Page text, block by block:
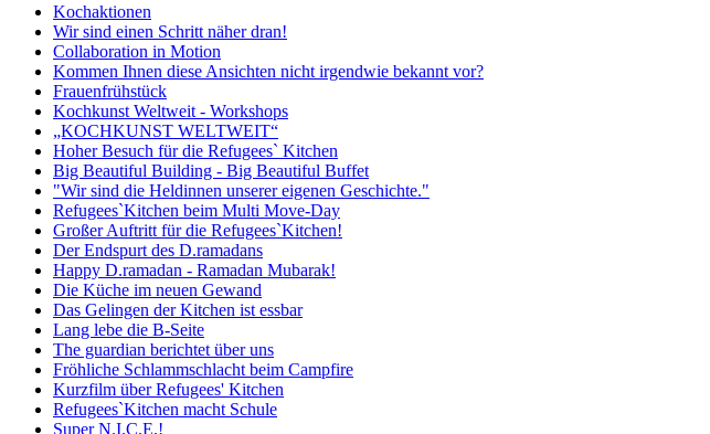
Kochaktionen
Wir sind einen Schritt näher dran!
Collaboration in Motion
Kommen Ihnen diese Ansichten nicht irgendwie bekannt vor?
Frauenfrühstück
Kochkunst Weltweit - Workshops
„KOCHKUNST WELTWEIT“
Hoher Besuch für die Refugees` Kitchen
Big Beautiful Building - Big Beautiful Buffet
"Wir sind die Heldinnen unserer eigenen Geschichte."
Refugees`Kitchen beim Multi Move-Day
Großer Auftritt für die Refugees`Kitchen!
Der Endspurt des D.ramadans
Happy D.ramadan - Ramadan Mubarak!
Die Küche im neuen Gewand
Das Gelingen der Kitchen ist essbar
Lang lebe die B-Seite
The guardian berichtet über uns
Fröhliche Schlammschlacht beim Campfire
Kurzfilm über Refugees' Kitchen
Refugees`Kitchen macht Schule
Super N.I.C.E.!